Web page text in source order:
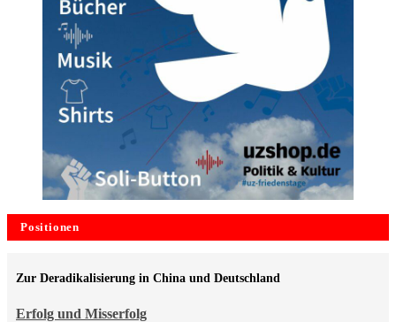
Positionen
Erfolg und Misserfolg
Zur Deradikalisierung in China und Deutschland